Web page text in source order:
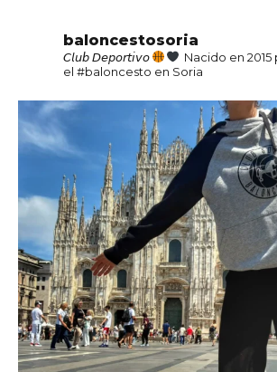
baloncestosoria
𝘊𝘭𝘶𝘣 𝘋𝘦𝘱𝘰𝘳𝘵𝘪𝘷𝘰
Nacido en
el #baloncesto en Soria